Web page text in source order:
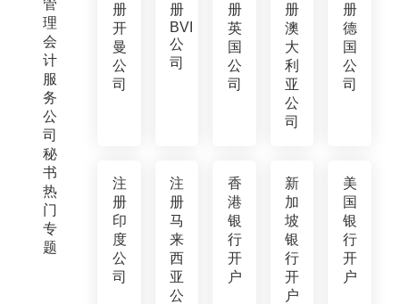
管
理
会
计
服
务
公
司
秘
书
热
门
专
题
册
开
曼
公
司
册
BVI
公
司
册
英
国
公
司
册
澳
大
利
亚
公
司
册
德
国
公
司
注
册
印
度
公
司
注
册
马
来
西
亚
公
香
港
银
行
开
户
新
加
坡
银
行
开
户
美
国
银
行
开
户